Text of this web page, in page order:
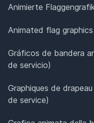
Animierte
Animated flag
Gráficos de bandera
de servicio)
Graphiques de
de service)